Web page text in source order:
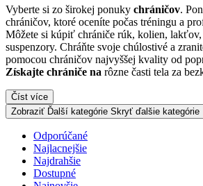
Vyberte si zo širokej ponuky chráničov.
chráničov, ktoré oceníte počas tréningu a
Môžete si kúpiť chrániče rúk, kolien,
suspenzory. Chráňte svoje chúlostivé a
pomocou chráničov najvyššej kvality od
Získajte chrániče na rôzne časti tela za
Číst více
Zobraziť Ďalší kategórie Skryť ďalšie kategórie
Odporúčané
Najlacnejšie
Najdrahšie
Dostupné